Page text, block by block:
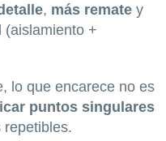
, más remate y
(aislamiento +
lo que encarece no es
puntos singulares
repetibles.